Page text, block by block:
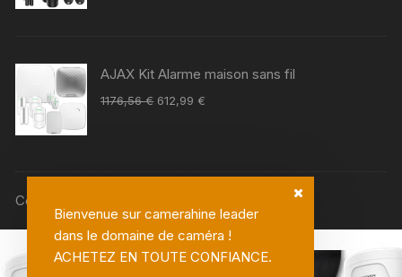
AJAX Kit Alarme maison sans fil
1176,56€ 612,99 €
Copyright © Camerahine.fr
Bienvenue sur camerahine leader
dans le domaine de caméra !
ACHETEZ EN TOUTE CONFIANCE.